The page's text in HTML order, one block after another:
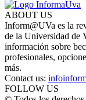
ABOUT US
Inform@UVa es la
de la Universidad de
información sobre
profesionales,
más.
Contact us:
FOLLOW US